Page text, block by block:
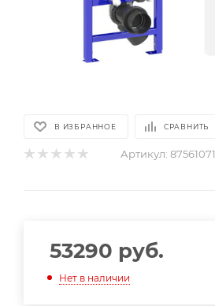
В ИЗБРАННОЕ СРАВНИТЬ
Артикул: 87561071
53290 руб.
Нет в наличии